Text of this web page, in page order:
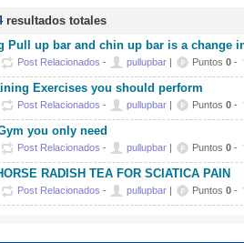
resultados totales
Pull up bar and chin up bar is a change
Post Relacionados - pullupbar | Puntos 0 -
Exercises you should perform
Post Relacionados - pullupbar | Puntos 0 -
you only need
Post Relacionados - pullupbar | Puntos 0 -
RADISH TEA FOR SCIATICA PAIN
Post Relacionados - pullupbar | Puntos 0 -